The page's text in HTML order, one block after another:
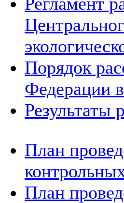
Порядок
Федерации
Результаты
План
План